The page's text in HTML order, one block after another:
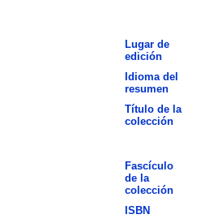
Lugar de
edición
Idioma del
resumen
Título de la
colección
Fascículo
de la
colección
ISBN